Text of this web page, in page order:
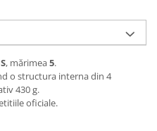
, mărimea5.
o structura interna din 4
430 g.
oficiale.